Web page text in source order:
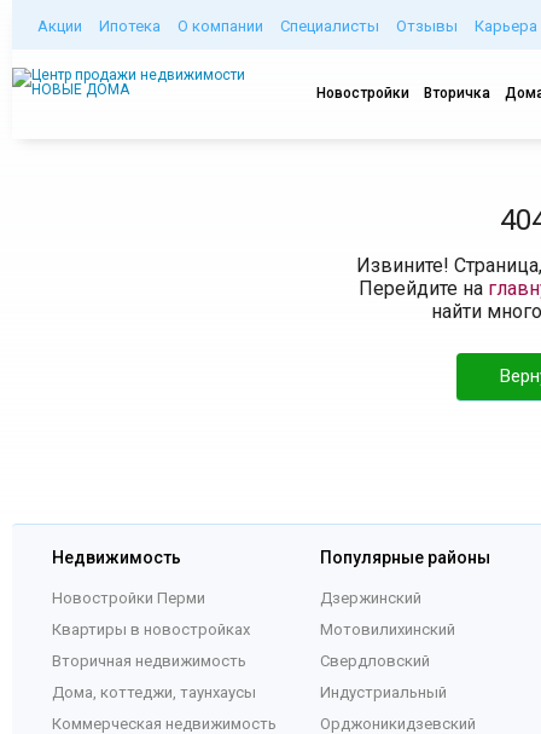
Акции Ипотека О компании Специалисты Отзывы Карьера
Новостройки Вторичка
Извините!
Перейдите на
найти
Недвижимость
Новостройки Перми
Квартиры в новостройках
Вторичная недвижимость
Дома, коттеджи, таунхаусы
Коммерческая недвижимость
Популярные районы
Дзержинский
Мотовилихинский
Свердловский
Индустриальный
Орджоникидзевский